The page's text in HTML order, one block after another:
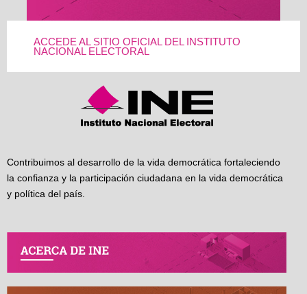
ACCEDE AL SITIO OFICIAL DEL INSTITUTO
NACIONAL ELECTORAL
Contribuimos al desarrollo de la vida democrática fortaleciendo
la confianza y la participación ciudadana en la vida democrática
y política del país.